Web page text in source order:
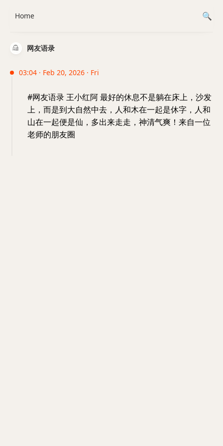
网友语录
03:04 · Feb 20, 2026 · Fri
#网友语录 王小红阿 最好的休息不是躺在床上，沙发
上，而是到大自然中去，人和木在一起是休字，人和
山在一起便是仙，多出来走走，神清气爽！来自一位
老师的朋友圈
Home